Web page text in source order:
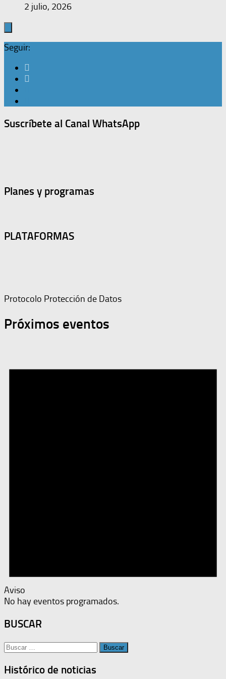
2 julio, 2026
Seguir:
Suscríbete al Canal WhatsApp
Planes y programas
PLATAFORMAS
Protocolo Protección de Datos
Próximos eventos
Aviso
No hay eventos programados.
BUSCAR
Buscar:
Histórico de noticias